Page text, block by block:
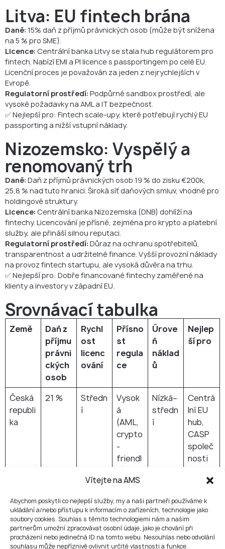
Vítejte na AMS
Abychom poskytli co nejlepší služby, my a naši partneři používáme k
ukládání a/nebo přístupu k informacím o zařízeních, technologie jako
soubory cookies. Souhlas s těmito technologiemi nám a našim
partnerům umožní zpracovávat osobní údaje, jako je chování při
procházení nebo jedinečná ID na tomto webu. Nesouhlas nebo odvolání
souhlasu může nepříznivě ovlivnit určité vlastnosti a funkce.
Litva: EU fintech brána
Daně: 15% daň z příjmů právnických osob (může být snížena
na 5 % pro SME).
Licence: Centrální banka Litvy se stala hub regulátorem pro
fintech. Nabízí EMI a PI licence s passportingem po celé EU.
Licenční proces je považován za jeden z nejrychlejších v
Evropě.
Regulatorní prostředí: Podpůrné sandbox prostředí, ale
vysoké požadavky na AML a IT bezpečnost.
✅ Nejlepší pro: Fintech scale-upy, které potřebují rychlý EU
passporting a nižší vstupní náklady.
Nizozemsko: Vyspělý a
renomovaný trh
Daně: Daň z příjmů právnických osob 19 % do zisku €200k,
25,8 % nad tuto hranici. Široká síť daňových smluv, vhodné pro
holdingové struktury.
Licence: Centrální banka Nizozemska (DNB) dohlíží na
fintechy. Licencování je přísné, zejména pro krypto a platební
služby, ale přináší silnou reputaci.
Regulatorní prostředí: Důraz na ochranu spotřebitelů,
transparentnost a udržitelné finance. Vyšší provozní náklady
na provoz fintech startupu, ale vysoká důvěra na trhu.
✅ Nejlepší pro: Dobře financované fintechy zaměřené na
klienty a investory v západní EU.
Srovnávací tabulka
Země
Daň z
příjmu
právni
ckých
osob
Rychl
ost
licenc
ování
Přísno
st
regula
ce
Úrove
ň
náklad
ů
Nejlep
ší pro
Česká
republi
ka
21 %
Středn
í
Vysok
á
(AML,
crypto
-
friendl
y)
Nízká–
středn
í
Centrá
lní EU
hub,
CASP
společ
nosti
ko
(zadrž
ený
zisk)
í
(digitál
ní
AML)
í
-first
startu
py